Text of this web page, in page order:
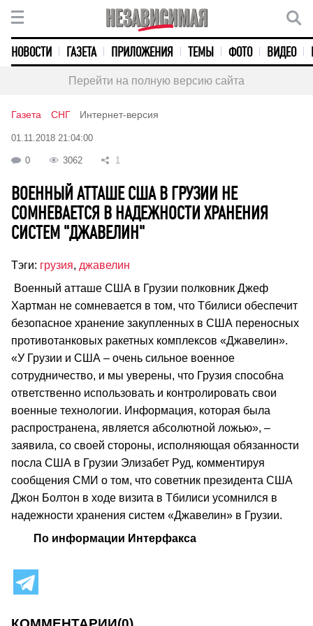
НОВОСТИ ГАЗЕТА ПРИЛОЖЕНИЯ ТЕМЫ ФОТО ВИДЕО
Перейти на полную версию сайта
Газета СНГ Интернет-версия
01.11.2018 21:04:00
0 3062 1
ВОЕННЫЙ АТТАШЕ США В ГРУЗИИ НЕ
СОМНЕВАЕТСЯ В НАДЕЖНОСТИ ХРАНЕНИЯ
СИСТЕМ "ДЖАВЕЛИН"
Тэги: грузия, джавелин
Военный атташе США в Грузии полковник Джеф
Хартман не сомневается в том, что Тбилиси обеспечит
безопасное хранение закупленных в США переносных
противотанковых ракетных комплексов «Джавелин».
«У Грузии и США – очень сильное военное
сотрудничество, и мы уверены, что Грузия способна
ответственно использовать и контролировать свои
военные технологии. Информация, которая была
распространена, является абсолютной ложью», –
заявила, со своей стороны, исполняющая обязанности
посла США в Грузии Элизабет Руд, комментируя
сообщения СМИ о том, что советник президента США
Джон Болтон в ходе визита в Тбилиси усомнился в
надежности хранения систем «Джавелин» в Грузии.
По информации Интерфакса